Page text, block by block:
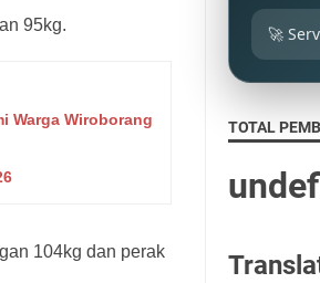
95kg.
Warga Wiroborang
104kg dan perak
🚀
TOTAL
unde